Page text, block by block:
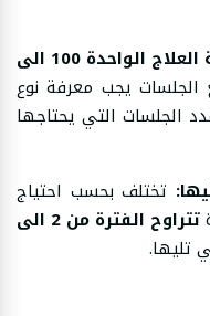
سعر جلسة العلاج الواحدة 100 الى
يجب معرفة نوع
الجلسات التي يحتاجها
تختلف بحسب احتياج
تتراوح الفترة من 2 الى
تليها.